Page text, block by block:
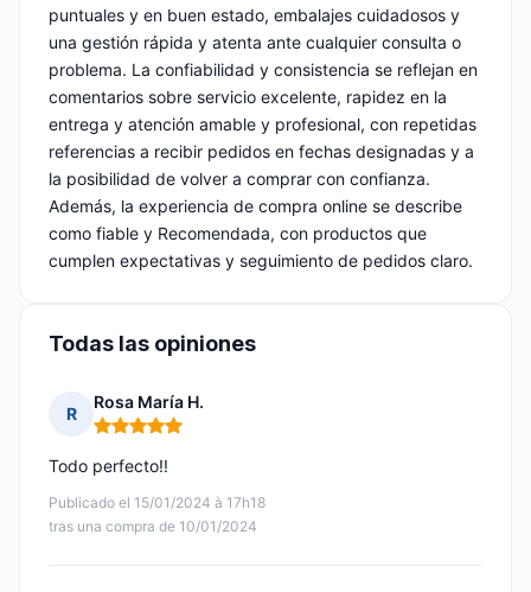
puntuales y en buen estado, embalajes cuidadosos y
una gestión rápida y atenta ante cualquier consulta o
problema. La confiabilidad y consistencia se reflejan en
comentarios sobre servicio excelente, rapidez en la
entrega y atención amable y profesional, con repetidas
referencias a recibir pedidos en fechas designadas y a
la posibilidad de volver a comprar con confianza.
Además, la experiencia de compra online se describe
como fiable y Recomendada, con productos que
cumplen expectativas y seguimiento de pedidos claro.
Todas las opiniones
R
Rosa María H.
Nota: 5 de 5
Publicado el 15/01/2024 à 17h18
tras una compra de 10/01/2024
Todo perfecto!!